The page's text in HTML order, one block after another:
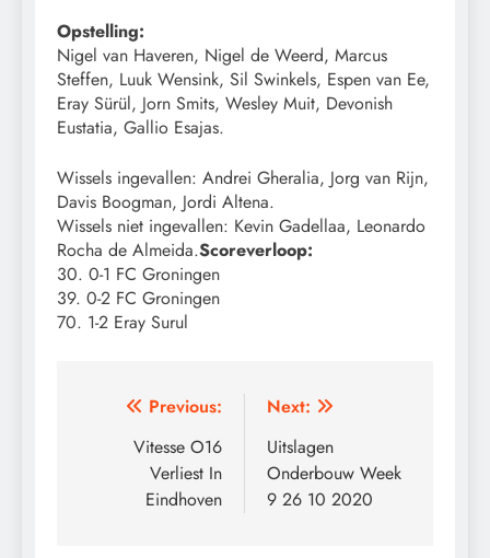
Opstelling:
Nigel van Haveren, Nigel de Weerd, Marcus
Steffen, Luuk Wensink, Sil Swinkels, Espen van Ee,
Eray Sürül, Jorn Smits, Wesley Muit, Devonish
Eustatia, Gallio Esajas.
Wissels ingevallen: Andrei Gheralia, Jorg van Rijn,
Davis Boogman, Jordi Altena.
Wissels niet ingevallen: Kevin Gadellaa, Leonardo
Rocha de Almeida.Scoreverloop:
30. 0-1 FC Groningen
39. 0-2 FC Groningen
70. 1-2 Eray Surul
Post
navigation
Previous:
Vitesse O16
Verliest In
Eindhoven
Next:
Uitslagen
Onderbouw Week
9 26 10 2020